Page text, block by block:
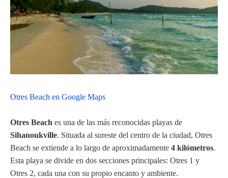
Otres Beach en Google Maps
Otres Beach es una de las más reconocidas playas de
Sihanoukville. Situada al sureste del centro de la ciudad, Otres
Beach se extiende a lo largo de aproximadamente 4 kilómetros.
Esta playa se divide en dos secciones principales: Otres 1 y
Otres 2, cada una con su propio encanto y ambiente.